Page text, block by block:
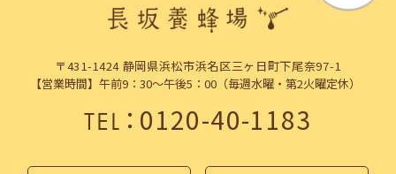
〒431-1424 静岡県浜松市浜名区三ヶ日町下尾奈97-1
【営業時間】午前9：30～午後5：00（毎週水曜・第2火曜定休）
TEL：0120-40-1183